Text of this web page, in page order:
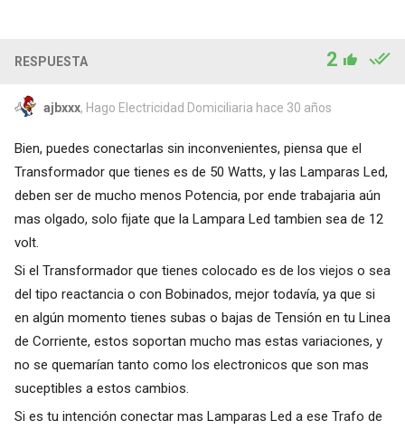
RESPUESTA 2
ajbxxx, Hago Electricidad Domiciliaria hace 30 años
Bien, puedes conectarlas sin inconvenientes, piensa que el
Transformador que tienes es de 50 Watts, y las Lamparas Led,
deben ser de mucho menos Potencia, por ende trabajaria aún
mas olgado, solo fijate que la Lampara Led tambien sea de 12
volt.
Si el Transformador que tienes colocado es de los viejos o sea
del tipo reactancia o con Bobinados, mejor todavía, ya que si
en algún momento tienes subas o bajas de Tensión en tu Linea
de Corriente, estos soportan mucho mas estas variaciones, y
no se quemarían tanto como los electronicos que son mas
suceptibles a estos cambios.
Si es tu intención conectar mas Lamparas Led a ese Trafo de